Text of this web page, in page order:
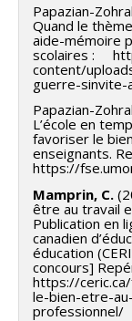
Papazian-
Quand le
aide-mémoire
scolaires :
content/
guerre-sinvite-
Papazian-
L’école en
favoriser le
enseignants.
https://
Mamprin, C.
être au travail
Publication en
canadien
éducation
concours]
https://
le-bien-etre-
professionnel/